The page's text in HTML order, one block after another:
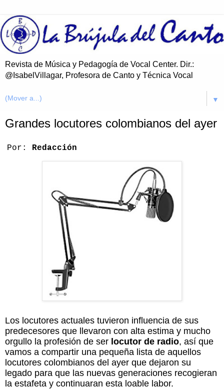
Revista de Música y Pedagogía de Vocal Center. Dir.:
@IsabelVillagar, Profesora de Canto y Técnica Vocal
▼
Grandes locutores colombianos del ayer
Por: Redacción
Los locutores actuales tuvieron influencia de sus
predecesores que llevaron con alta estima y mucho
orgullo la profesión de ser locutor de radio, así que
vamos a compartir una pequeña lista de aquellos
locutores colombianos del ayer que dejaron su
legado para que las nuevas generaciones recogieran
la estafeta y continuaran esta loable labor.